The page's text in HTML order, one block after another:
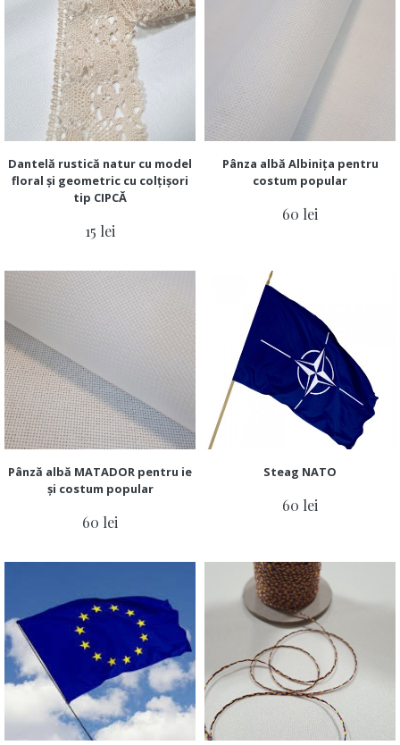
Dantelă rustică natur cu model
floral și geometric cu colțișori
tip CIPCĂ
15 lei
Pânza albă Albinița pentru
costum popular
60 lei
Pânză albă MATADOR pentru ie
și costum popular
60 lei
Steag NATO
60 lei